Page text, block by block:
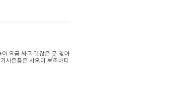
요금 싸고 괜찮은 곳 찾아
사은품은 샤오미 보조배터